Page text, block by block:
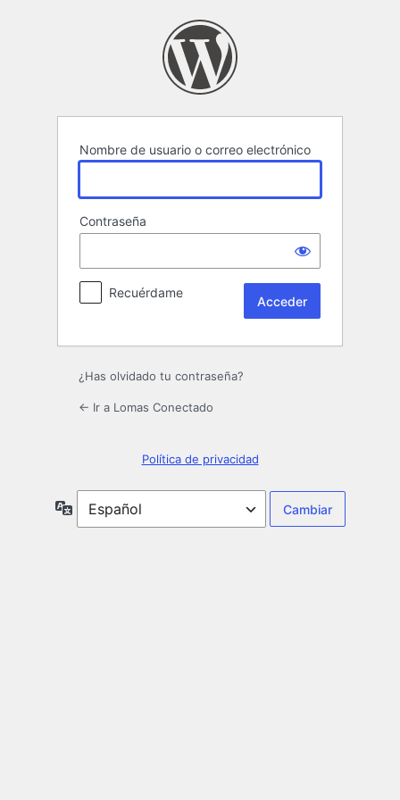
Nombre de usuario o correo electrónico
Contraseña
Recuérdame
¿Has olvidado tu contraseña?
← Ir a Lomas Conectado
Política de privacidad
Idioma